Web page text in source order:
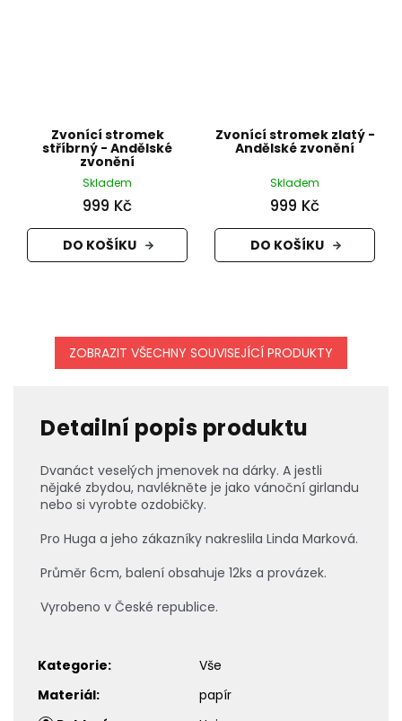
Zvonící stromek
stříbrný - Andělské
zvonění
Skladem
999 Kč
DO KOŠÍKU
Zvonící stromek zlatý -
Andělské zvonění
Skladem
999 Kč
DO KOŠÍKU
ZOBRAZIT VŠECHNY SOUVISEJÍCÍ PRODUKTY
Detailní popis produktu
Dvanáct veselých jmenovek na dárky. A jestli
nějaké zbydou, navlékněte je jako vánoční girlandu
nebo si vyrobte ozdobičky.
Pro Huga a jeho zákazníky nakreslila Linda Marková.
Průměr 6cm, balení obsahuje 12ks a provázek.
Vyrobeno v České republice.
Kategorie:
Vše
Materiál:
papír